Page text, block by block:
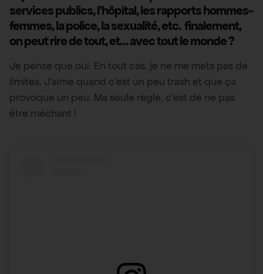
services publics, l’hôpital, les rapports hommes-
femmes, la police, la sexualité, etc. finalement,
on peut rire de tout, et… avec tout le monde ?
Je pense que oui. En tout cas, je ne me mets pas de
limites. J’aime quand c’est un peu trash et que ça
provoque un peu. Ma seule règle, c’est de ne pas
être méchant !